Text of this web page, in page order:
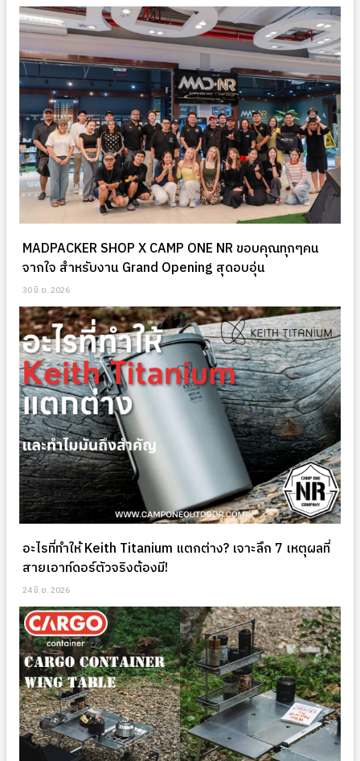
MADPACKER SHOP X CAMP ONE NR ขอบคุณทุกๆคน
จากใจ สำหรับงาน Grand Opening สุดอบอุ่น
30 มิ.ย. 2026
อะไรที่ทำให้ Keith Titanium แตกต่าง? เจาะลึก 7 เหตุผลที่
สายเอาท์ดอร์ตัวจริงต้องมี!
24 มิ.ย. 2026